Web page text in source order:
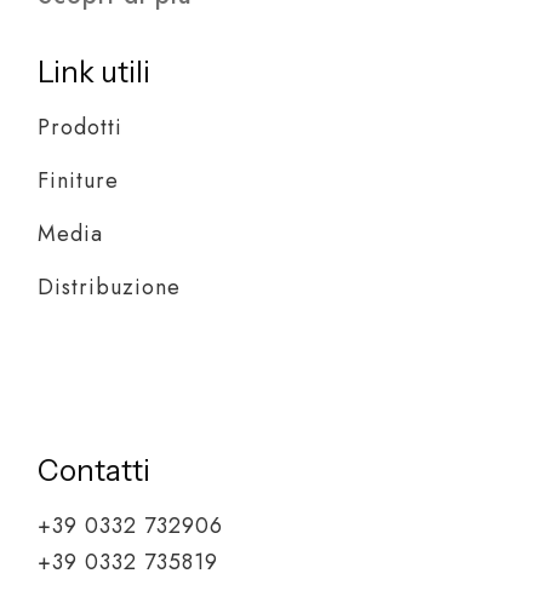
Link utili
Prodotti
Finiture
Media
Distribuzione
Contatti
+39 0332 732906
+39 0332 735819